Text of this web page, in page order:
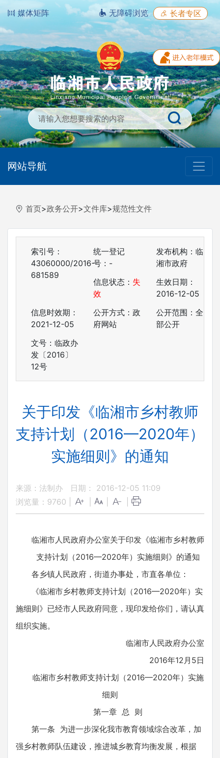
媒体矩阵 无障碍浏览 长者专区
网站导航
首页>政务公开>文件库>规范性文件
索引号：
43060000/2016-
681589
统一登记
号：-
发布机构：临
湘市政府
信息状态： 失
效
生效日期：
2016-12-05
信息时效期：
2021-12-05
公开方式：政
府网站
公开范围：全
部公开
文号：临政办
发〔2016〕
12号
关于印发《临湘市乡村教师
支持计划（2016—2020年）
实施细则》的通知
来源：法制办
日期： 2016-12-05 11:09
浏览量： 9760
临湘市人民政府办公室关于印发《临湘市乡村教师
支持计划（2016—2020年）实施细则》的通知
各乡镇人民政府，街道办事处，市直各单位：
《临湘市乡村教师支持计划（2016—2020年）实
施细则》已经市人民政府同意，现印发给你们，请认真
组织实施。
临湘市人民政府办公室
2016年12月5日
临湘市乡村教师支持计划（2016—2020年）实施
细则
第一章 总 则
第一条 为进一步深化我市教育领域综合改革，加
强乡村教师队伍建设，推进城乡教育均衡发展，根据